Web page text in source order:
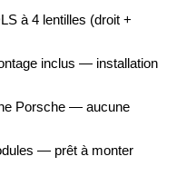
à 4 lentilles (droit +
inclus — installation
Porsche — aucune
— prêt à monter